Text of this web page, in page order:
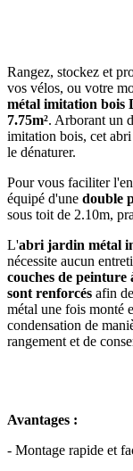
Rangez, stockez et
vos vélos, ou votre
métal imitation bois
7.75m². Arborant un
imitation bois, cet
le dénaturer.
Pour vous faciliter
équipé d'une double
sous toit de 2.10m,
L'abri jardin métal
nécessite aucun
couches de peinture
sont renforcés afin
métal une fois monté
condensation de
rangement et de
Avantages :
- Montage rapide et